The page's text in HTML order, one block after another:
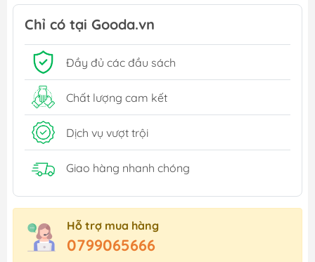
Chỉ có tại Gooda.vn
Đầy đủ các đầu sách
Chất lượng cam kết
Dịch vụ vượt trội
Giao hàng nhanh chóng
Hỗ trợ mua hàng
0799065666